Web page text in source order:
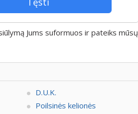
Jums suformuos ir pateiks mūsų
D.U.K.
Poilsinės kelionės